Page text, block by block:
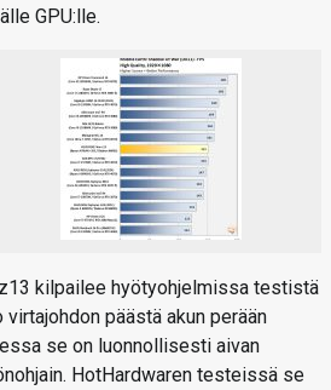
GPU:lle.
kilpailee hyötyohjelmissa testistä
päästä akun perään
se on luonnollisesti aivan
HotHardwaren testeissä se